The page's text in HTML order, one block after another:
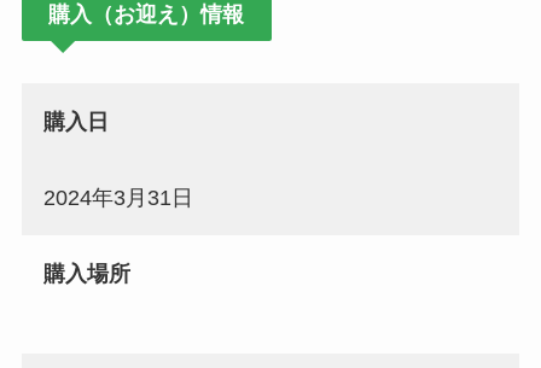
購入（お迎え）情報
購入日
2024年3月31日
購入場所